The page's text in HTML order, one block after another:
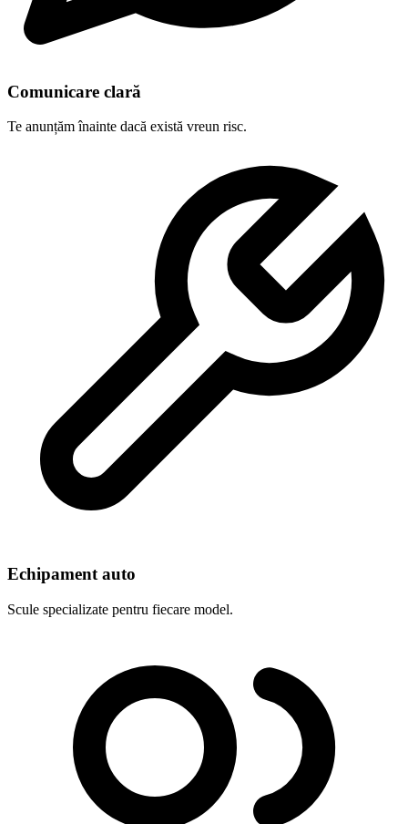
Comunicare clară
Te anunțăm înainte dacă există vreun risc.
Echipament auto
Scule specializate pentru fiecare model.